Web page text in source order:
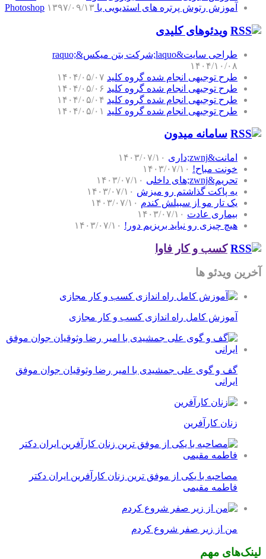
آموزش رتوش پرتره های استدیویی با Photoshop ۱۳۹۷/۰۹/۱۳
ویدئوهای کلیدی
طراحی سایت&laquo;شرکت بتن میکس&raquo;
۱۴۰۴/۱۰/۰۸
طرح توجیهی انجام شده گروه کلید ۱۴۰۴/۰۵/۰۷
طرح توجیهی انجام شده گروه کلید ۱۴۰۴/۰۵/۰۶
طرح توجیهی انجام شده گروه کلید ۱۴۰۴/۰۵/۰۴
طرح توجیهی انجام شده گروه کلید ۱۴۰۴/۰۵/۰۱
سامانه میدون
امانت&zwnj;داری
۱۴۰۳/۰۷/۱۰
خونت مباح! ۱۴۰۳/۰۷/۱۰
تحریم&zwnj;های داخلی
۱۴۰۳/۰۷/۱۰
یه پاکت گذاشتم رو میزش ۱۴۰۳/۰۷/۱۰
یک تار مو از سبیلش کندم ۱۴۰۳/۰۷/۱۰
بیماری عادت ۱۴۰۳/۰۷/۱۰
هیچ چیزی رو نباید بریزیم دور! ۱۴۰۳/۰۷/۱۰
کسب و کار فاوا
آخرین ویدئو ها
آموزش کامل راه اندازی کسب و کار مجازی
گف و گوی علی جمشیدی با امیر رضا وثوقیان جوان موفق
ایرانی
زنان کارآفرین
مصاحبه با یکی از موفق ترین زنان کارآفرین ایران دکتر
فاطمه مقیمی
من از زیر صفر شروع کردم
لینک‌های مهم